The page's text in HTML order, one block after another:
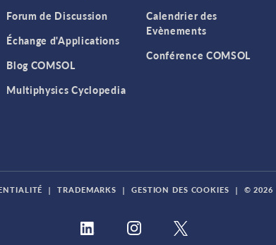
Forum de Discussion
Échange d'Applications
Blog COMSOL
Multiphysics Cyclopedia
Calendrier des
Evènements
Conférence COMSOL
| TRADEMARKS | GESTION DES COOKIES | © 2026